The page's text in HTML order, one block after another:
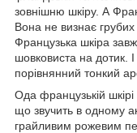
зовнішню шкіру. А
Вона не визнає грубих
Французька шкіра
шовковиста на дотик.
порівнянний тонкий
Ода французькій
що звучить в одному
грайливим рожевим